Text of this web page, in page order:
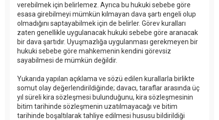
verebilmek için belirlemez. Ayrıca bu hukuki sebebe göre
esasa girebilmeyi mümkün kılmayan dava şartı engeli olup
olmadığını saptayabilmek için de belirler. Görev kuralları
zaten genellikle uygulanacak hukuki sebebe göre aranacak
bir dava şartıdır. Uyuşmazlığa uygulanması gerekmeyen bir
hukuki sebebe göre mahkemenin kendini görevsiz
sayabilmesi de mümkün değildir.
Yukarıda yapılan açıklama ve sözü edilen kurallarla birlikte
somut olay değerlendirildiğinde; davacı, taraflar arasında üç
yıl süreli kira sözleşmesi bulunduğunu, kira sözleşmesinin
bitim tarihinde sözleşmenin uzatılmayacağı ve bitim
tarihinde boşaltılarak tahliye edilmesi hususu bildirildiği